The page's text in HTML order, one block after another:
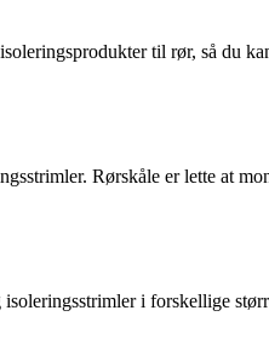
til rør, så du
Rørskåle er lette at
i forskellige